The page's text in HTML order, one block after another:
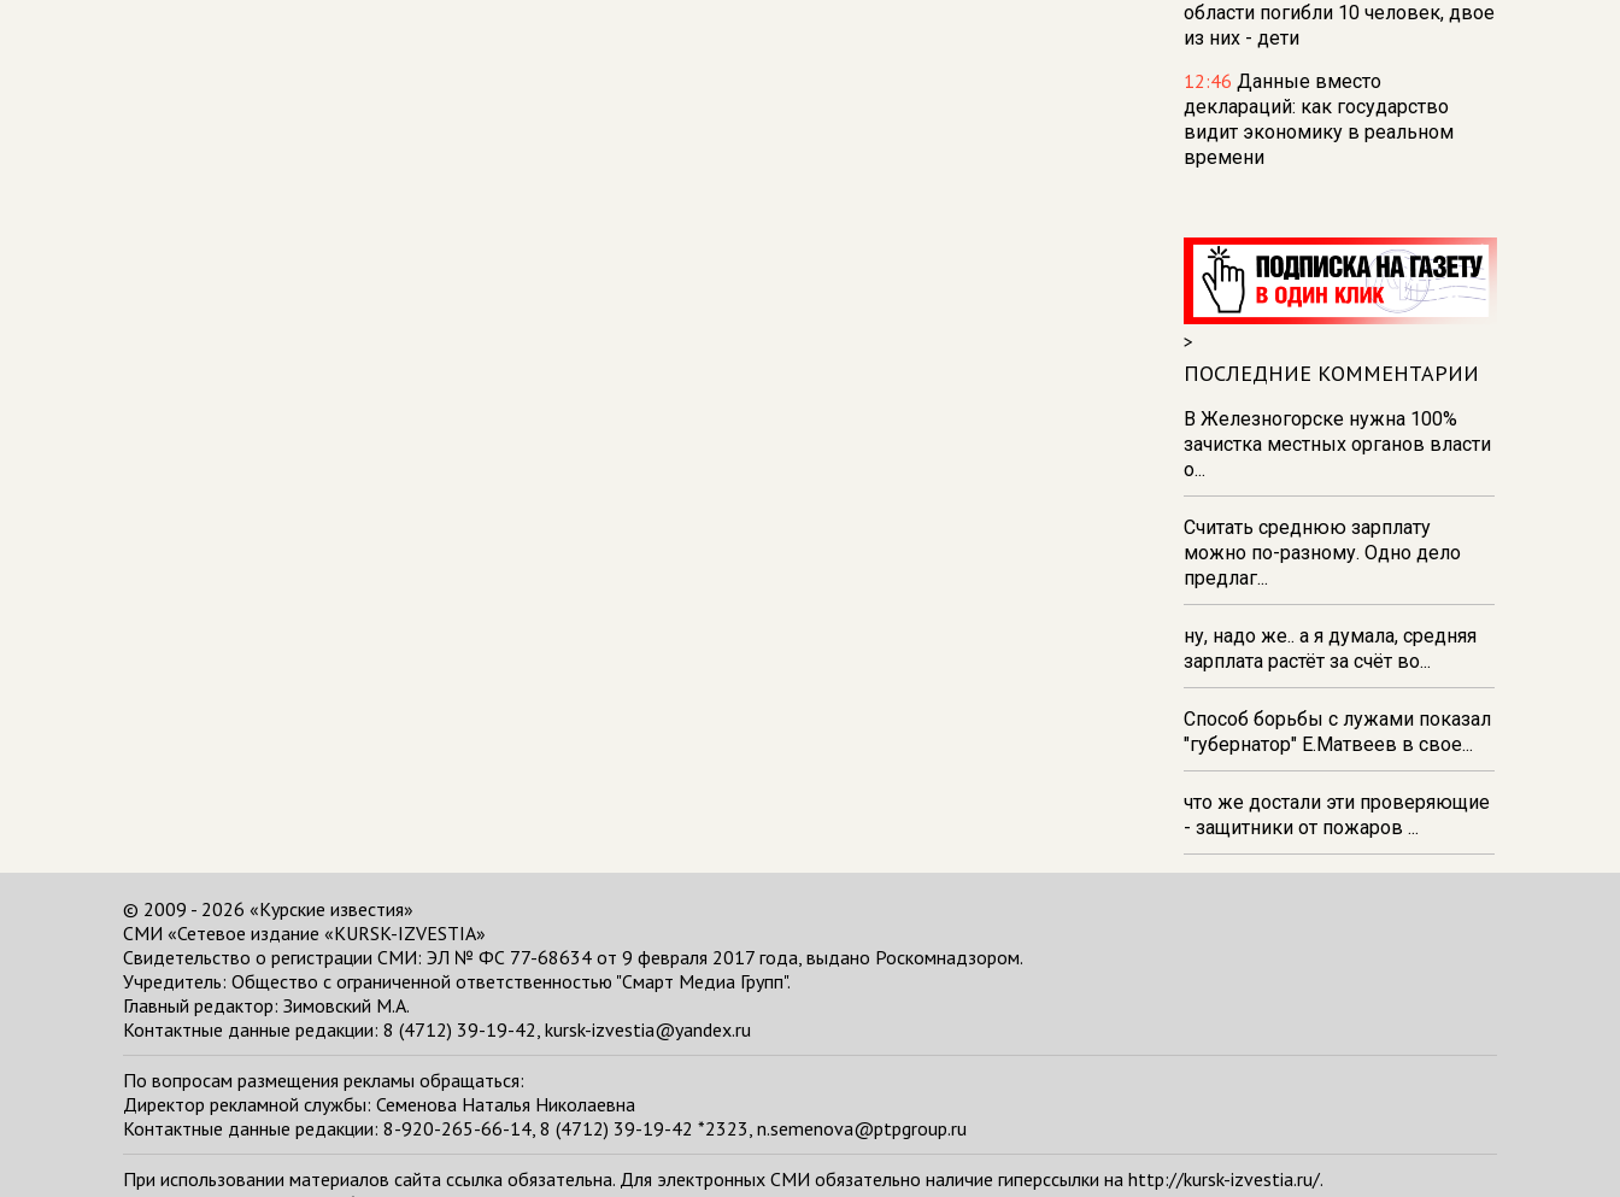
области погибли 10 человек, двое
из них - дети
12:46 Данные вместо
деклараций: как государство
видит экономику в реальном
времени
Карла Маркса
12:17
В Курске прокуратура
добивается возмещения для
девочки - подростка ущерба за
побои
11:58В Курской области
обрушившаяся стена повлекла
возбуждение уголовного дела в
отношении ИП
11:52В Курске прокуратура
добивается выплаты более 1 млн
рублей зарплаты 32-м
работникам
>
ПОСЛЕДНИЕ КОММЕНТАРИИ
В Железногорске нужна 100%
зачистка местных органов власти
о...
Считать среднюю зарплату
можно по-разному. Одно дело
предлаг...
ну, надо же.. а я думала, средняя
зарплата растёт за счёт во...
Способ борьбы с лужами показал
"губернатор" Е.Матвеев в свое...
что же достали эти проверяющие
- защитники от пожаров ...
© 2009 - 2026 «Курские известия»
СМИ «Сетевое издание «KURSK-IZVESTIA»
Свидетельство о регистрации СМИ: ЭЛ № ФС 77-68634 от 9 февраля 2017 года, выдано Роскомнадзором.
Учредитель: Общество с ограниченной ответственностью "Смарт Медиа Групп".
Главный редактор: Зимовский М.А.
Контактные данные редакции: 8 (4712) 39-19-42, kursk-izvestia@yandex.ru
По вопросам размещения рекламы обращаться:
Директор рекламной службы: Семенова Наталья Николаевна
Контактные данные редакции: 8-920-265-66-14, 8 (4712) 39-19-42 *2323, n.semenova@ptpgroup.ru
При использовании материалов сайта ссылка обязательна. Для электронных СМИ обязательно наличие гиперссылки на http://kursk-izvestia.ru/.